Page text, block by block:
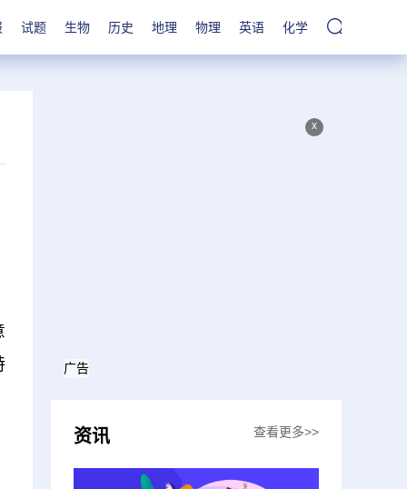
试题 生物 历史 地理 物理 英语 化学
x
广告
资讯 查看更多>>